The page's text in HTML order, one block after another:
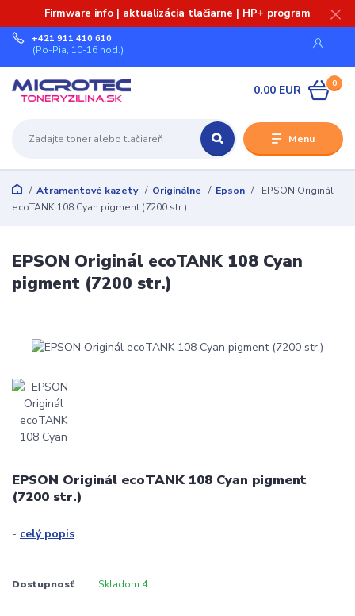
Firmware info | aktualizácia tlačiarne | HP+ program
Menu
+421 911 410 610
(Po-Pia, 10-16 hod.)
0
0,00 EUR
Atramentové kazety Originálne Epson
EPSON Originál
ecoTANK 108 Cyan pigment (7200 str.)
EPSON Originál ecoTANK 108 Cyan
pigment (7200 str.)
EPSON Originál ecoTANK 108 Cyan pigment
(7200 str.)
- celý popis
Dostupnosť Skladom 4